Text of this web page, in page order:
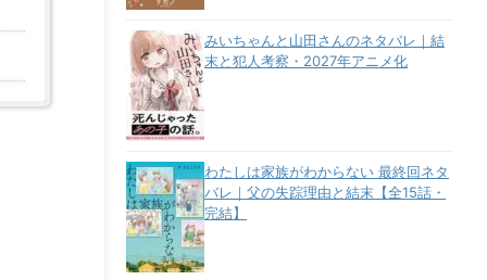
みいちゃんと山田さんのネタバレ｜結
末と犯人考察・2027年アニメ化
わたしは家族がわからない 最終回ネタ
バレ｜父の失踪理由と結末【全15話・
完結】